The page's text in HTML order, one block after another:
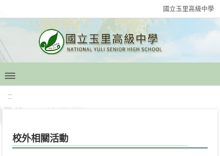
國立玉里高級中學
:::
校外相關活動